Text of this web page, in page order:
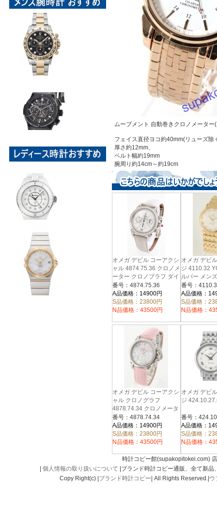
ムーブメント 自動巻きクロノメーター
フェイス直径ヨコ約40mm(リューズ除
厚さ約12mm、
ベルト幅約19mm
腕周り約14cm～約19cm
オメガ デビル コーアクシ
ャル 4874.75.36 クロノメ
ーター クロノブラフ ダイ
ヤモンド レザー ホワイ
ト/ホワイトシェル レディ
ース
番号：4874.75.36
A品価格：14900円
S品価格：23800円
N品価格：43500円
オメガ デビ
ジ 4110.32
ルバー メンズ
番号：
A品価格：
S品価格：
N品価格：
オメガ デビル コーアクシ
ャル クロノグラフ
4878.74.34 クロノメータ
ー アリゲーターレザー ピ
ンクシェル レディース
番号：4878.74.34
A品価格：14900円
S品価格：23800円
N品価格：43500円
オメガ デビ
ジ
A品価格：
S品価格：
N品価格：
時計コピー館(supakopitokei.com)
個人情報の取り扱いについて |ブランド時計コピー通販、全て新
Copy Right(c) | ブランド時計コピー | All Rights Reserved.| ウ